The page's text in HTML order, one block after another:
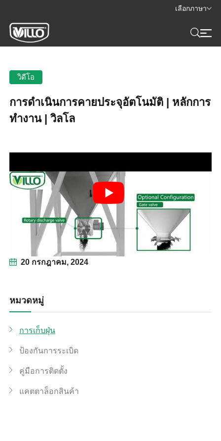
เลือกภาษา
วิดีโอ
การดำเนินการคายประจุอัตโนมัติ | หลักการ
ทำงาน | วิลโล
20 กรกฎาคม, 2024
หมวดหมู่
การเก็บฝุ่น
ป้องกันการระเบิด
คู่มือการติดตั้ง
แคตตาล็อกสินค้า